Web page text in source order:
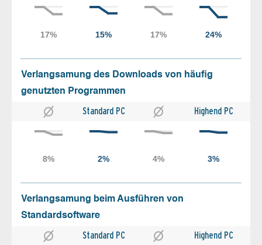
Verlangsamung des Downloads von häufig
genutzten Programmen
Standard PC Highend PC
Verlangsamung beim Ausführen von
Standardsoftware
Standard PC Highend PC